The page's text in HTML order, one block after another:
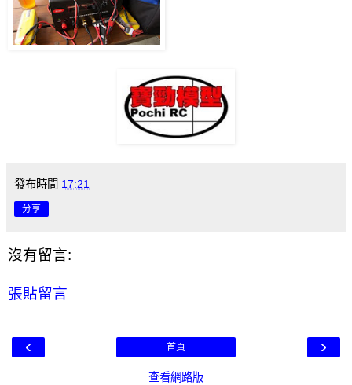
發布時間 17:21
分享
沒有留言:
張貼留言
‹ ›
首頁
查看網路版